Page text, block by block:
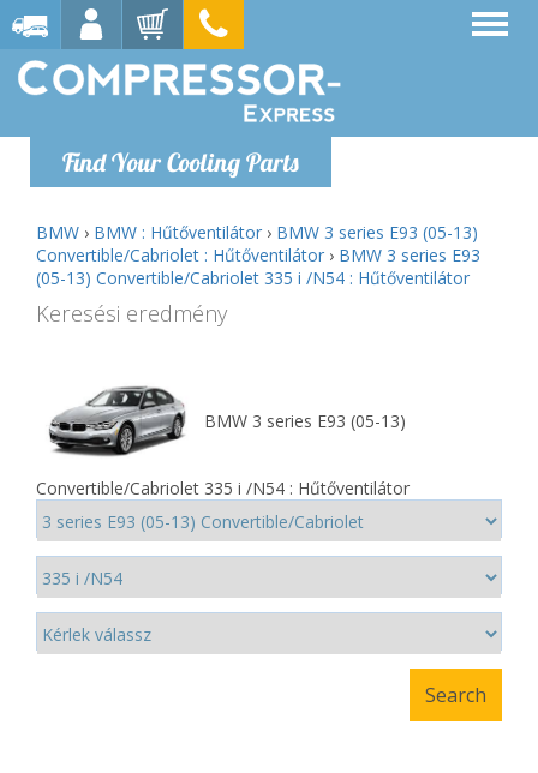
Find Your Cooling Parts
BMW › BMW : Hűtőventilátor › BMW 3 series E93 (05-13)
Convertible/Cabriolet : Hűtőventilátor › BMW 3 series E93
(05-13) Convertible/Cabriolet 335 i /N54 : Hűtőventilátor
Keresési eredmény
BMW 3 series E93 (05-13)
Convertible/Cabriolet 335 i /N54 : Hűtőventilátor